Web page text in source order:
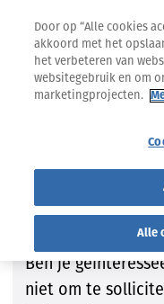
Vind de
Wij zijn steeds
kandidaten om
Ben je
niet om te
Door op “Alle cookies
akkoord met het
het verbeteren van
websitegebruik en om
marketingprojecten.
Alle